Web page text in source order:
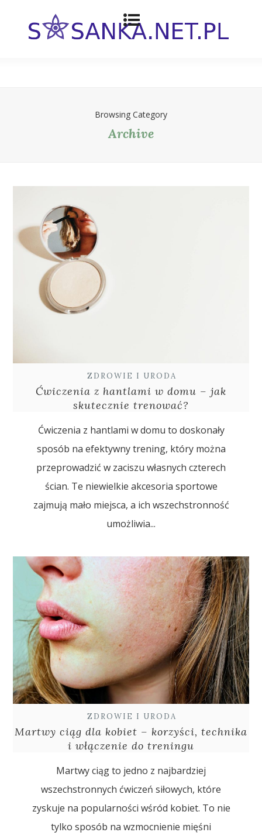
Browsing Category
Archive
ZDROWIE I URODA
Ćwiczenia z hantlami w domu – jak
skutecznie trenować?
Ćwiczenia z hantlami w domu to doskonały
sposób na efektywny trening, który można
przeprowadzić w zaciszu własnych czterech
ścian. Te niewielkie akcesoria sportowe
zajmują mało miejsca, a ich wszechstronność
umożliwia...
ZDROWIE I URODA
Martwy ciąg dla kobiet – korzyści, technika
i włączenie do treningu
Martwy ciąg to jedno z najbardziej
wszechstronnych ćwiczeń siłowych, które
zyskuje na popularności wśród kobiet. To nie
tylko sposób na wzmocnienie mięśni